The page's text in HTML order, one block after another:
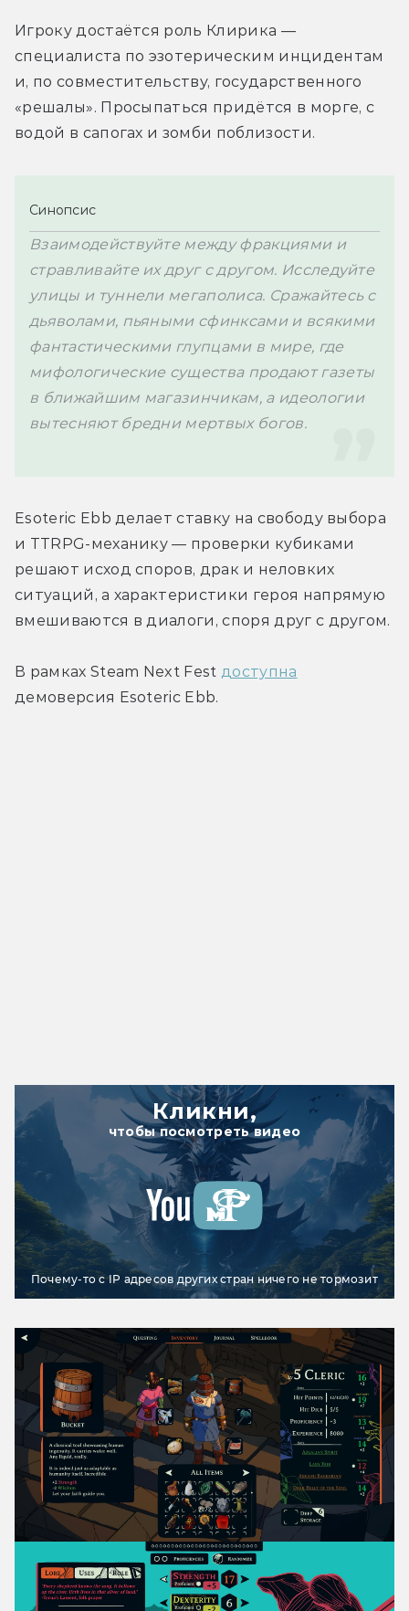
Игроку достаётся роль Клирика —
специалиста по эзотерическим инцидентам
и, по совместительству, государственного
«решалы». Просыпаться придётся в морге, с
Синопсис
Взаимодействуйте между фракциями и
стравливайте их друг с другом. Исследуйте
улицы и туннели мегаполиса. Сражайтесь с
дьяволами, пьяными сфинксами и всякими
фантастическими глупцами в мире, где
мифологические существа продают газеты
в ближайшим магазинчикам, а идеологии
вытесняют бредни мертвых богов.
Esoteric Ebb делает ставку на свободу выбора
и TTRPG-механику — проверки кубиками
решают исход споров, драк и неловких
ситуаций, а характеристики героя напрямую
вмешиваются в диалоги, споря друг с другом.
В рамках Steam Next Fest доступна
демоверсия Esoteric Ebb.
Кликни,
чтобы посмотреть видео
Почему-то с IP адресов других стран ничего не тормозит